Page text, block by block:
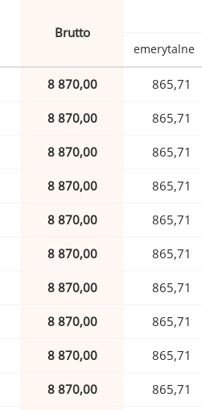
Brutto
emerytalne
8 870,00 865,71
8 870,00 865,71
8 870,00 865,71
8 870,00 865,71
8 870,00 865,71
8 870,00 865,71
8 870,00 865,71
8 870,00 865,71
8 870,00 865,71
8 870,00 865,71